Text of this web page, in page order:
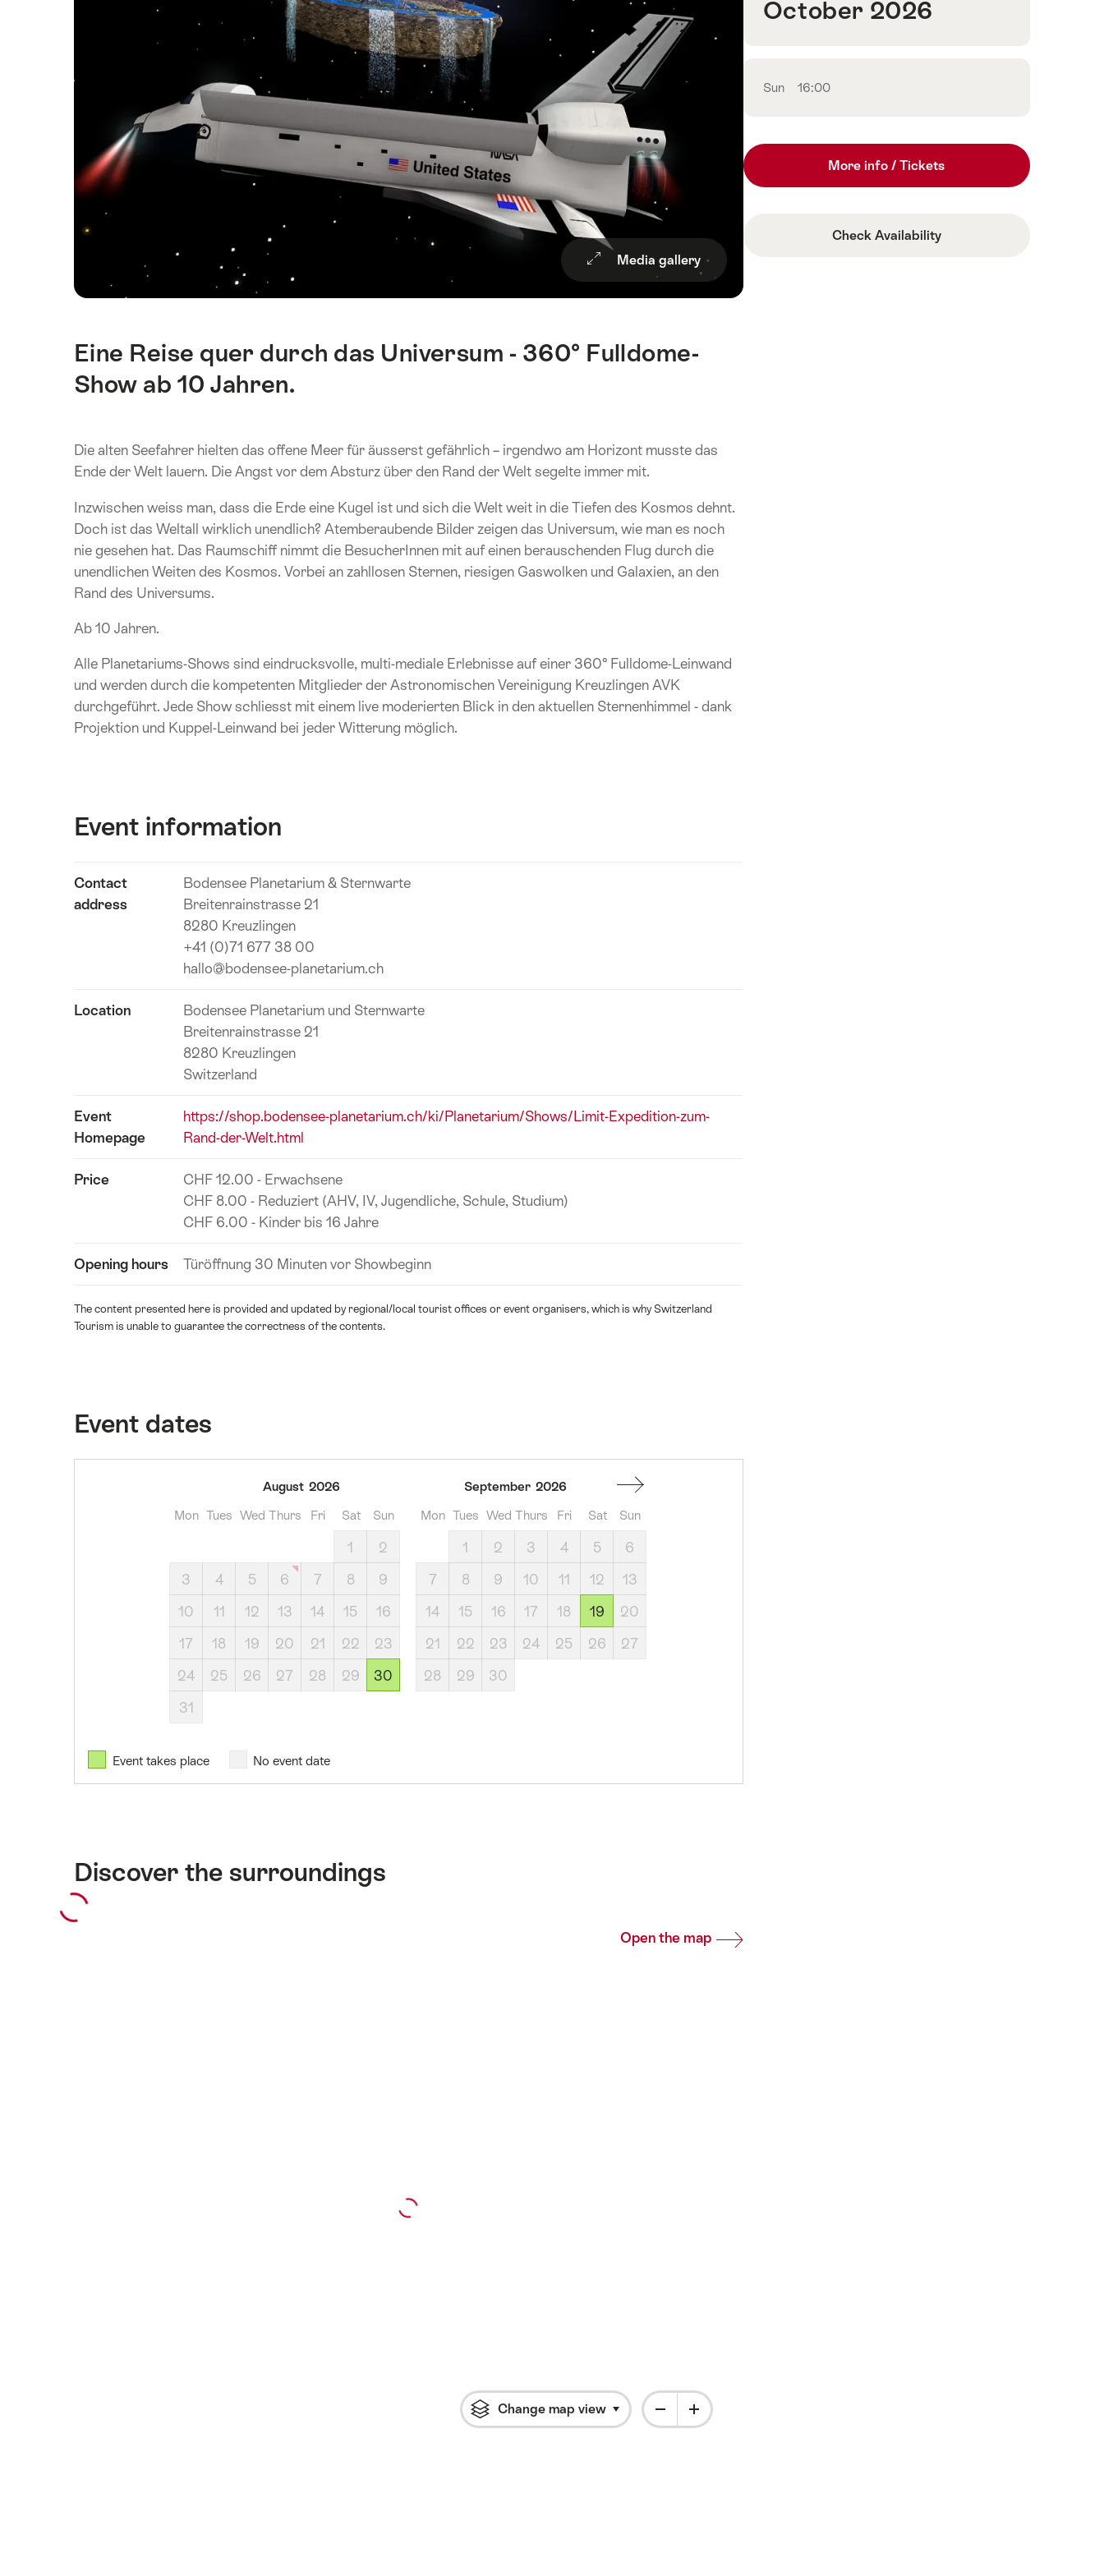
Media gallery
Intro
Eine Reise quer durch das Universum - 360° Fulldome-
Show ab 10 Jahren.
Die alten Seefahrer hielten das offene Meer für äusserst gefährlich – irgendwo am Horizont musste das
Ende der Welt lauern. Die Angst vor dem Absturz über den Rand der Welt segelte immer mit.
Inzwischen weiss man, dass die Erde eine Kugel ist und sich die Welt weit in die Tiefen des Kosmos dehnt.
Doch ist das Weltall wirklich unendlich? Atemberaubende Bilder zeigen das Universum, wie man es noch
nie gesehen hat. Das Raumschiff nimmt die BesucherInnen mit auf einen berauschenden Flug durch die
unendlichen Weiten des Kosmos. Vorbei an zahllosen Sternen, riesigen Gaswolken und Galaxien, an den
Rand des Universums.
Ab 10 Jahren.
Alle Planetariums-Shows sind eindrucksvolle, multi-mediale Erlebnisse auf einer 360° Fulldome-Leinwand
und werden durch die kompetenten Mitglieder der Astronomischen Vereinigung Kreuzlingen AVK
durchgeführt. Jede Show schliesst mit einem live moderierten Blick in den aktuellen Sternenhimmel - dank
Projektion und Kuppel-Leinwand bei jeder Witterung möglich.
Event information
Contact
address
Bodensee Planetarium & Sternwarte
Breitenrainstrasse 21
8280 Kreuzlingen
+41 (0)71 677 38 00
hallo@bodensee-planetarium.ch
Location
Bodensee Planetarium und Sternwarte
Breitenrainstrasse 21
8280 Kreuzlingen
Switzerland
Event
Homepage
https://shop.bodensee-planetarium.ch/ki/Planetarium/Shows/Limit-Expedition-zum-
Rand-der-Welt.html
Price
CHF 12.00 - Erwachsene
CHF 8.00 - Reduziert (AHV, IV, Jugendliche, Schule, Studium)
CHF 6.00 - Kinder bis 16 Jahre
Opening hours Türöffnung 30 Minuten vor Showbeginn
The content presented here is provided and updated by regional/local tourist offices or event organisers, which is why Switzerland
Tourism is unable to guarantee the correctness of the contents.
Event dates
August 2026
Mon Tues Wed Thurs Fri Sat Sun
1
2
3
4 5 6 7 8
9
10
11 12 13 14 15
16
17
18 19 20 21 22
23
24
25 26 27 28 29
30
31
September 2026
Mon Tues Wed Thurs Fri Sat Sun
1 2 3 4 5
6
7
8 9 10 11 12
13
14
15 16 17 18 19
20
21
22 23 24 25 26
27
28
29 30
Event takes place No event date
Discover the surroundings
Open the map
Change map view Click to open flyout with more information
October 2026
Sun 16:00
More info / Tickets
Check Availability